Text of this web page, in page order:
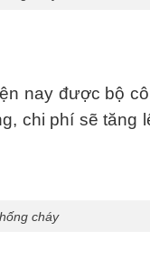
nay được bộ
chi phí sẽ tăng
cháy